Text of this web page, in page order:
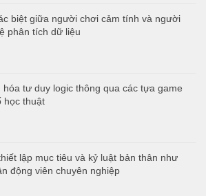
biệt giữa người chơi cảm tính và người
phân tích dữ liệu
hóa tư duy logic thông qua các tựa game
học thuật
lập mục tiêu và kỷ luật bản thân như
động viên chuyên nghiệp